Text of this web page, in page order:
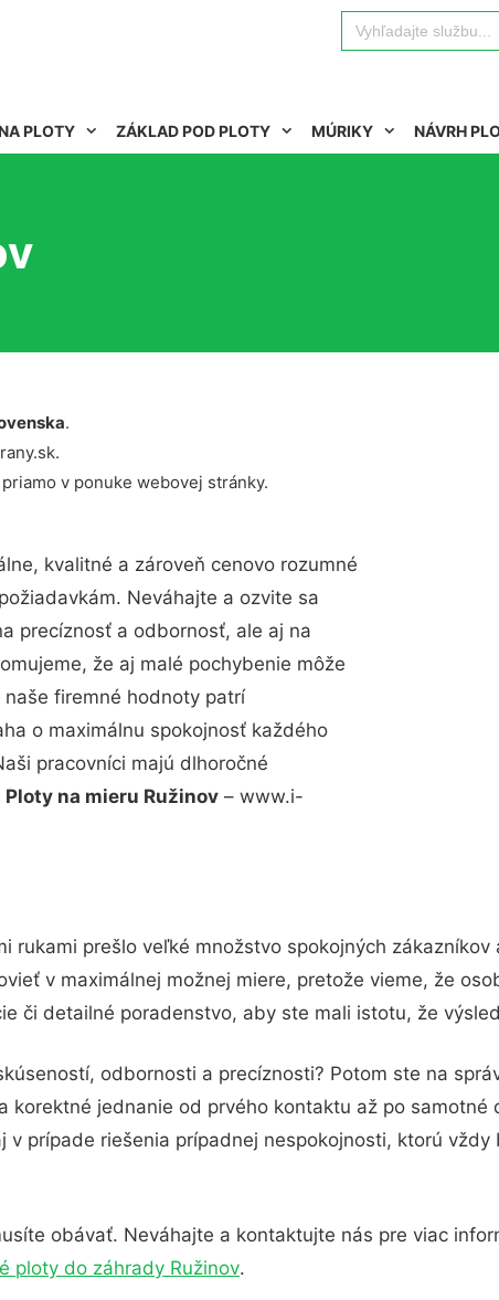
Search
for:
PLOTY ZÁKLAD POD PLOTY MÚRIKY NÁVRH
.
v ponuke webovej stránky.
kvalitné a zároveň cenovo rozumné
Neváhajte a ozvite sa
precíznosť a odbornosť, ale aj na
že aj malé pochybenie môže
firemné hodnoty patrí
o maximálnu spokojnosť každého
pracovníci majú dlhoročné
Ploty na mieru Ružinov – www.i-
rukami prešlo veľké množstvo spokojných
v maximálnej možnej miere, pretože vieme, že
či detailné poradenstvo, aby ste mali istotu, že
odbornosti a precíznosti? Potom ste na
jednanie od prvého kontaktu až po
prípade riešenia prípadnej nespokojnosti, ktorú
obávať. Neváhajte a kontaktujte nás pre viac
ploty do záhrady Ružinov.